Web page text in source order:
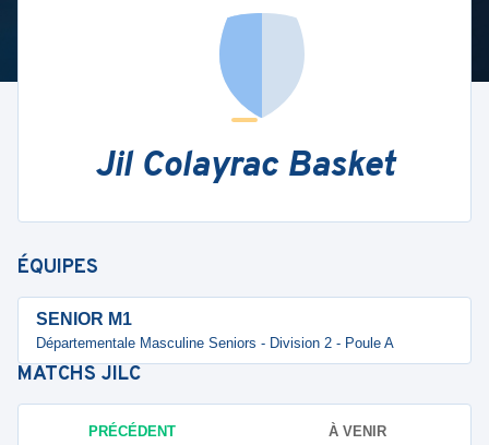
Jil Colayrac Basket
ÉQUIPES
SENIOR M1
Départementale Masculine Seniors - Division 2 - Poule A
MATCHS JILC
PRÉCÉDENT À VENIR